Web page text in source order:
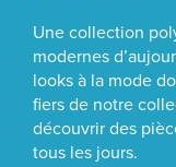
Une collection
modernes
looks à la mode
fiers de notre
découvrir des
tous les jours.